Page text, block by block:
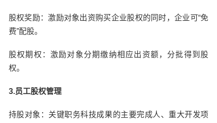
股权奖励：激励对象出资购买企业股权的同时，企业可“免
费”配股。
股权期权：激励对象分期缴纳相应出资额，分批得到股
权。
3.员工股权管理
持股对象：关键职务科技成果的主要完成人、重大开发项